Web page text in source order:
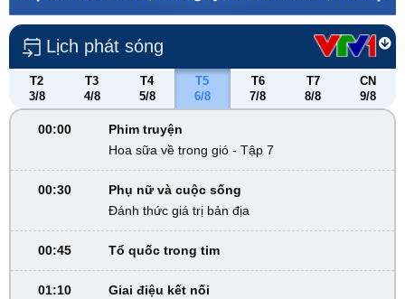
Lịch phát sóng
T2
3/8
T3
4/8
T4
5/8
T5
6/8
T6
7/8
T7
8/8
CN
9/8
00:00
Phim truyện
Hoa sữa về trong gió - Tập 7
00:30
Phụ nữ và cuộc sống
Đánh thức giá trị bản địa
00:45 Tổ quốc trong tim
01:10 Giai điệu kết nối